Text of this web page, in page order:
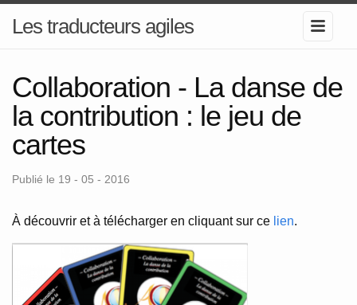
Les traducteurs agiles
Collaboration - La danse de
la contribution : le jeu de
cartes
Publié le 19 - 05 - 2016
À découvrir et à télécharger en cliquant sur ce lien.